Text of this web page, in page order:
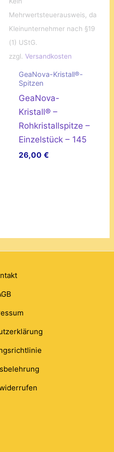
Mehrwertsteuerausweis, da
Kleinunternehmer nach §19
(1) UStG.
zzgl. Versandkosten
GeaNova-Kristall®-
Spitzen
GeaNova-
Kristall® –
Rohkristallspitze –
Einzelstück – 145
26,00€